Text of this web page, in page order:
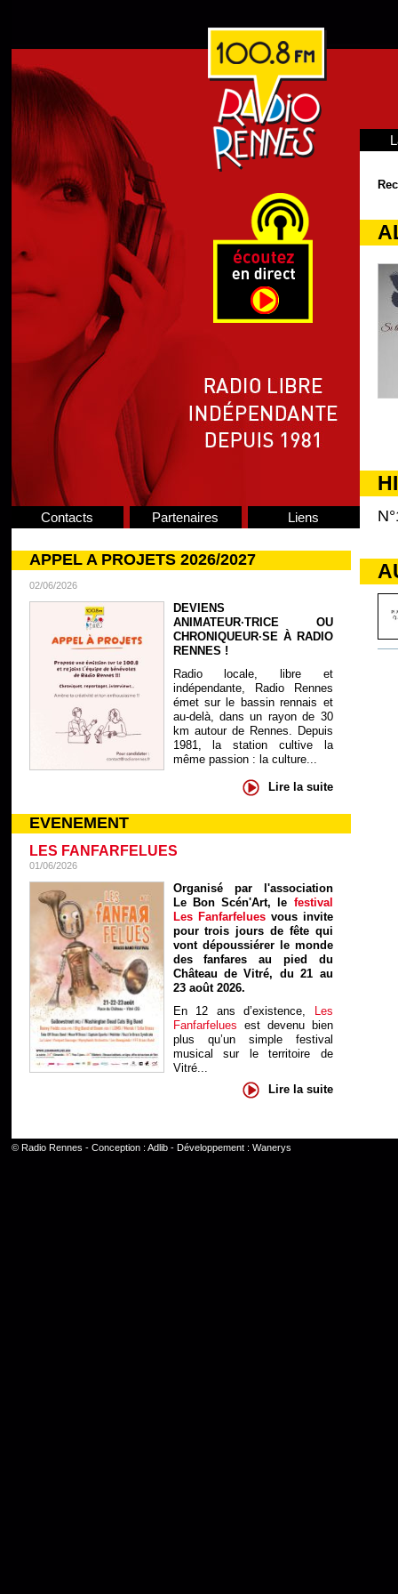
Contacts Partenaires Liens
APPEL A PROJETS 2026/2027
02/06/2026
DEVIENS
ANIMATEUR·TRICE OU
CHRONIQUEUR·SE À RADIO
RENNES !
Radio locale, libre et
indépendante, Radio Rennes
émet sur le bassin rennais et
au-delà, dans un rayon de 30
km autour de Rennes. Depuis
1981, la station cultive la
même passion : la culture...
Lire la suite
EVENEMENT
LES FANFARFELUES
01/06/2026
Organisé par l'association
Le Bon Scén'Art, le festival
Les Fanfarfelues vous invite
pour trois jours de fête qui
vont dépoussiérer le monde
des fanfares au pied du
Château de Vitré, du 21 au
23 août 2026.
En 12 ans d’existence, Les
Fanfarfelues est devenu bien
plus qu’un simple festival
musical sur le territoire de
Vitré...
Lire la suite
© Radio Rennes - Conception : Adlib- Développement : Wanerys